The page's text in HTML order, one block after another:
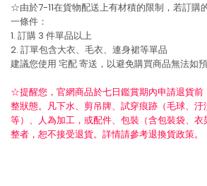
☆由於7-11在貨物配送上有材積的限制，若訂購
一條件：
1. 訂購 3 件單品以上
2. 訂單包含大衣、毛衣、連身裙等單品
建議您使用 宅配寄送，以避免購買商品無法如預
☆提醒您，官網商品於七日鑑賞期內申請退貨前
整狀態。凡下水、剪吊牌、試穿痕跡（毛球、
等）、人為加工，或配件、包裝（含包裝袋、
整者，恕不接受退貨。詳情請參考退換貨政策。